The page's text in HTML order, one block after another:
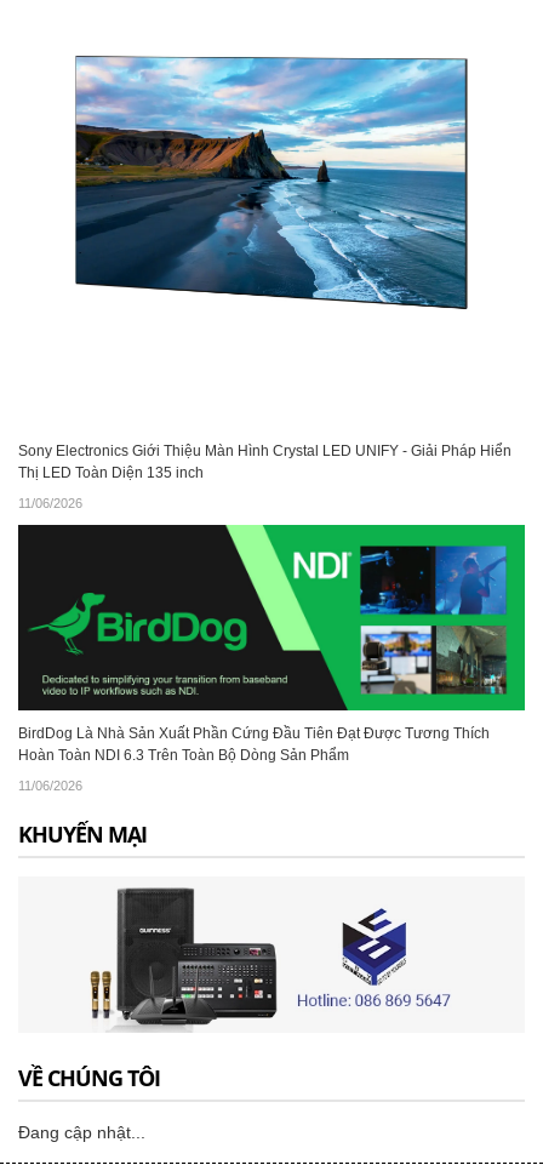
Sony Electronics Giới Thiệu Màn Hình Crystal LED UNIFY - Giải Pháp Hiển
Thị LED Toàn Diện 135 inch
11/06/2026
BirdDog Là Nhà Sản Xuất Phần Cứng Đầu Tiên Đạt Được Tương Thích
Hoàn Toàn NDI 6.3 Trên Toàn Bộ Dòng Sản Phẩm
11/06/2026
KHUYẾN MẠI
VỀ CHÚNG TÔI
Đang cập nhật...